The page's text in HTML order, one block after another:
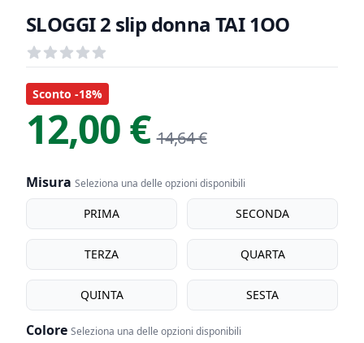
SLOGGI 2 slip donna TAI 1OO
Recensioni
out of 5 stars
Informazioni Prodotto
Descrizione riassuntiva
Sconto -18%
12,00 € 14,64 €
Misura Seleziona una delle opzioni disponibili
Misura PRIMA SECONDA
TERZA QUARTA
QUINTA SESTA
Colore Seleziona una delle opzioni disponibili